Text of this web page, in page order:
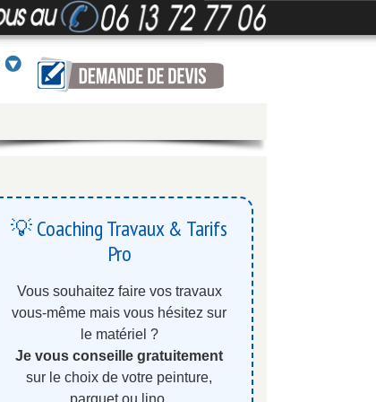
💡 Coaching Travaux & Tarifs
Pro
Vous souhaitez faire vos travaux
vous-même mais vous hésitez sur
le matériel ?
Je vous conseille gratuitement
sur le choix de votre peinture,
parquet ou lino.